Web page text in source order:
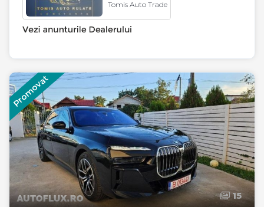
Tomis Auto Trade
Promovat
15